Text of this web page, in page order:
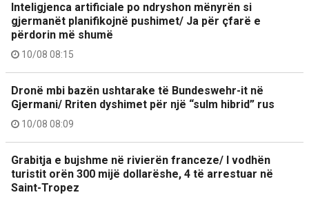
Inteligjenca artificiale po ndryshon mënyrën si
gjermanët planifikojnë pushimet/ Ja për çfarë e
përdorin më shumë
10/08 08:15
Dronë mbi bazën ushtarake të Bundeswehr-it në
Gjermani/ Rriten dyshimet për një “sulm hibrid” rus
10/08 08:09
Grabitja e bujshme në rivierën franceze/ I vodhën
turistit orën 300 mijë dollarëshe, 4 të arrestuar në
Saint-Tropez